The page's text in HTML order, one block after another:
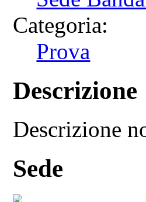
Categoria:
Prova
Descrizione
Descrizione
Sede